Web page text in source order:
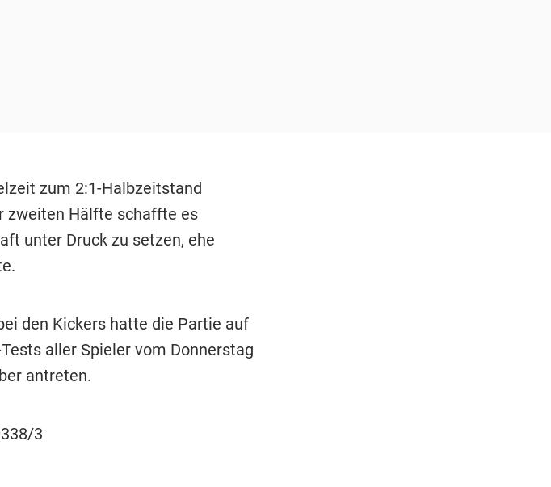
zum 2:1-Halbzeitstand
zweiten Hälfte schaffte es
unter Druck zu setzen, ehe
den Kickers hatte die Partie auf
aller Spieler vom Donnerstag
antreten.
3